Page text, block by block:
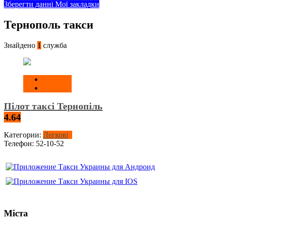
Зберегти данні Мої закладки
Тернополь такси
Знайдено 1 служба
Пілот таксі Тернопіль
4.64
Категории: Легкові
Телефон: 52-10-52
Міста